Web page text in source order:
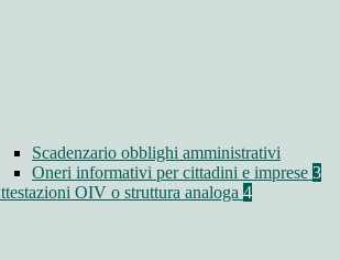
Scadenzario obblighi amministrativi
Oneri informativi per cittadini e imprese 3
OIV o struttura analoga 4